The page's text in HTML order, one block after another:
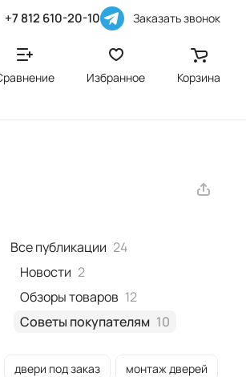
+7 812 610-20-10 Заказать звонок
Избранное Корзина
Все публикации 24
Новости 2
Обзоры товаров 12
Советы покупателям 10
двери под заказ монтаж дверей